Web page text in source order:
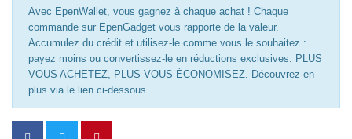
Avec EpenWallet, vous gagnez à chaque achat ! Chaque
commande sur EpenGadget vous rapporte de la valeur.
Accumulez du crédit et utilisez-le comme vous le souhaitez :
payez moins ou convertissez-le en réductions exclusives. PLUS
VOUS ACHETEZ, PLUS VOUS ÉCONOMISEZ. Découvrez-en
plus via le lien ci-dessous.